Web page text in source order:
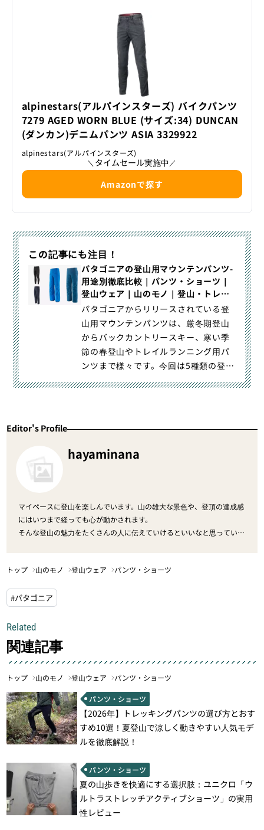
alpinestars(アルパインスターズ) バイクパンツ
7279 AGED WORN BLUE (サイズ:34) DUNCAN
(ダンカン)デニムパンツ ASIA 3329922
alpinestars(アルパインスターズ)
＼ タイムセール実施中 ／
Amazonで探す
この記事にも注目！
パタゴニアの登山用マウンテンパンツ-
用途別徹底比較｜パンツ・ショーツ｜
登山ウェア｜山のモノ｜登山・トレラ
ン・山スキーマガジン「山旅旅」
パタゴニアからリリースされている登
山用マウンテンパンツは、厳冬期登山
からバックカントリースキー、寒い季
節の春登山やトレイルランニング用パ
ンツまで様々です。今回は5種類の登山
用パンツをピックアップして選｜パタ
テゴリの記事ページです。
Editor's Profile
hayaminana
マイペースに登山を楽しんでいます。山の雄大な景色や、登頂の達成感
にはいつまで経っても心が動かされます。
そんな登山の魅力をたくさんの人に伝えていけるといいなと思っていま
トップ 山のモノ 登山ウェア パンツ・ショーツ
#パタゴニア
Related
関連記事
トップ 山のモノ 登山ウェア パンツ・ショーツ
パンツ・ショーツ
【2026年】トレッキングパンツの選び方とおす
すめ10選！夏登山で涼しく動きやすい人気モデ
ルを徹底解説！
パンツ・ショーツ
夏の山歩きを快適にする選択肢：ユニクロ「ウ
ルトラストレッチアクティブショーツ」の実用
性レビュー